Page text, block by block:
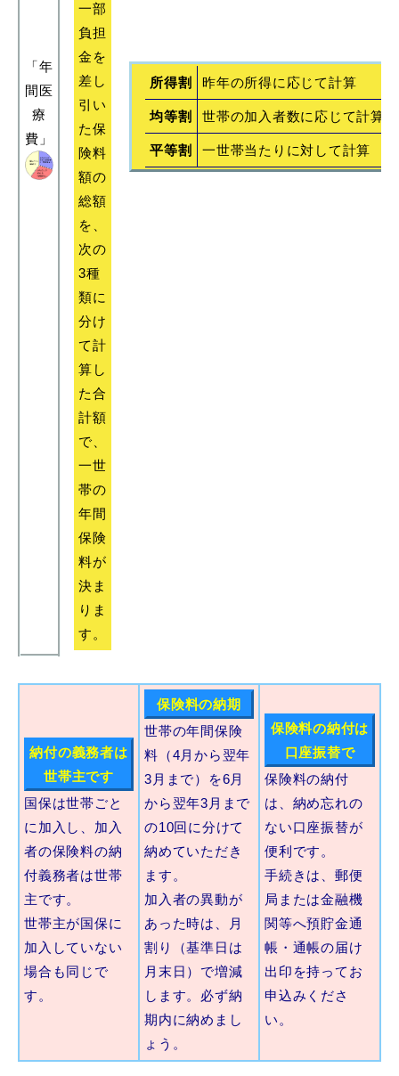
引っ越し・住まい 就職・退職
高齢者・介護 おくやみ
目的から探す
届出・証明
ごみ・リサイクル
各種相談窓口
公共施設 イベント情報
便利なサービス
防災・防犯メール
気象情報リンク集
ごみ分別早見表
「年
間医
療
費」
一部
負担
金を
差し
引い
た保
険料
額の
総額
を、
次の
3種
類に
分け
て計
算し
た合
計額
で、
一世
帯の
年間
保険
料が
決ま
りま
す。
所得割 昨年の所得に応じて計算
均等割 世帯の加入者数に応じて計算
平等割 一世帯当たりに対して計算
納付の義務者は
世帯主です
国保は世帯ごと
に加入し、加入
者の保険料の納
付義務者は世帯
主です。
世帯主が国保に
加入していない
場合も同じで
す。
保険料の納期
世帯の年間保険
料（4月から翌年
3月まで）を6月
から翌年3月まで
の10回に分けて
納めていただき
ます。
加入者の異動が
あった時は、月
割り（基準日は
月末日）で増減
します。必ず納
期内に納めまし
ょう。
保険料の納付は
口座振替で
保険料の納付
は、納め忘れの
ない口座振替が
便利です。
手続きは、郵便
局または金融機
関等へ預貯金通
帳・通帳の届け
出印を持ってお
申込みくださ
い。